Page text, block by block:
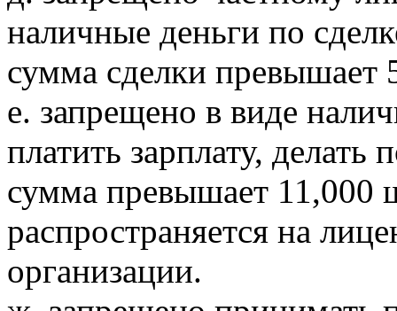
наличные деньги по
сумма сделки превышает
е. запрещено в виде
платить зарплату, делать
сумма превышает 11,000
распространяется на
организации.